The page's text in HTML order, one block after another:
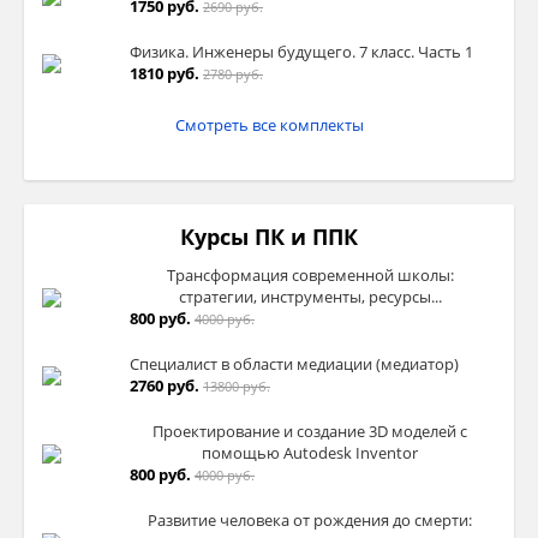
приёмнику, а также восставить
волны, то не трудно заметить, чтоугол
падения равен углу отражения.
Поскольку при взаимодействии звуковой
возникает закономерный вопрос: можем
ли мы услышать эту отражённую звуковую
волну?
случае, когда между первоначальным и
отражённым звуками проходит не менее
1/15 секунды. Это звуковое явление хорошо
знакомо всем, и его называютэхом.
пустых помещениях и так далее. Однако в
1750 руб. 2690 руб.
Физика. Инженеры будущего. 7 класс. Часть 1
1810 руб. 2780 руб.
Смотреть все комплекты
Курсы ПК и ППК
Трансформация современной школы:
стратегии, инструменты, ресурсы...
800 руб. 4000 руб.
Специалист в области медиации (медиатор)
2760 руб. 13800 руб.
Проектирование и создание 3D моделей с
помощью Autodesk Inventor
800 руб. 4000 руб.
Развитие человека от рождения до смерти: